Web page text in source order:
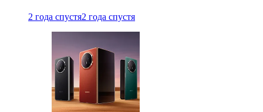
2 года спустя2 года спустя